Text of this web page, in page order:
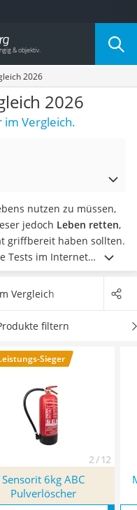
2026
2026
im Vergleich.
nutzen zu müssen,
jedoch Leben retten,
griffbereit haben sollten.
Tests im Internet
bei Feuerlöschern.
einen
schnell in den Griff
SB6* mit seinen
Vergleich
filtern
Sieger
2 / 12
Sensorit 6kg ABC
Pulverlöscher